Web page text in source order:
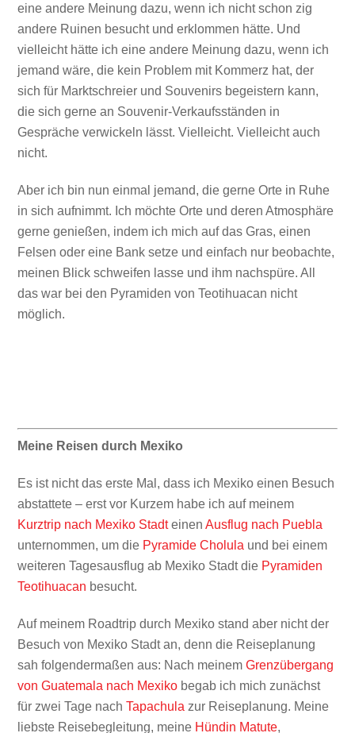
eine andere Meinung dazu, wenn ich nicht schon zig
andere Ruinen besucht und erklommen hätte. Und
vielleicht hätte ich eine andere Meinung dazu, wenn ich
jemand wäre, die kein Problem mit Kommerz hat, der
sich für Marktschreier und Souvenirs begeistern kann,
die sich gerne an Souvenir-Verkaufsständen in
Gespräche verwickeln lässt. Vielleicht. Vielleicht auch
nicht.
Aber ich bin nun einmal jemand, die gerne Orte in Ruhe
in sich aufnimmt. Ich möchte Orte und deren Atmosphäre
gerne genießen, indem ich mich auf das Gras, einen
Felsen oder eine Bank setze und einfach nur beobachte,
meinen Blick schweifen lasse und ihm nachspüre. All
das war bei den Pyramiden von Teotihuacan nicht
möglich.
Meine Reisen durch Mexiko
Es ist nicht das erste Mal, dass ich Mexiko einen Besuch
abstattete – erst vor Kurzem habe ich auf meinem
Kurztrip nach Mexiko StadteinenAusflug nach Puebla
unternommen, um die Pyramide Cholula und bei einem
weiteren Tagesausflug ab Mexiko Stadt die Pyramiden
Teotihuacan besucht.
Auf meinem Roadtrip durch Mexiko stand aber nicht der
Besuch von Mexiko Stadt an, denn die Reiseplanung
sah folgendermaßen aus: Nach meinemGrenzübergang
von Guatemala nach Mexiko begab ich mich zunächst
für zwei Tage nachTapachula zur Reiseplanung. Meine
liebste Reisebegleitung, meine Hündin Matute,